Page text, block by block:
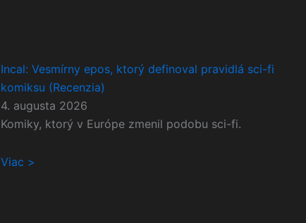
Incal: Vesmírny epos, ktorý definoval pravidlá sci-fi
komiksu (Recenzia)
4. augusta 2026
Komiky, ktorý v Európe zmenil podobu sci-fi.
Viac >